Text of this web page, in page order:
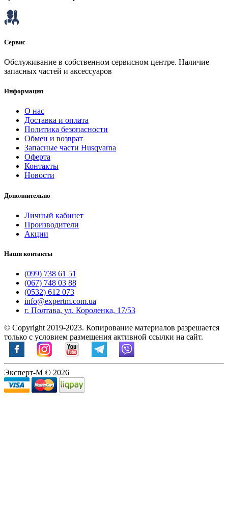
Сервис
Обслуживание в собственном сервисном центре. Наличие
запасных частей и аксессуаров
Информация
О нас
Доставка и оплата
Политика безопасности
Обмен и возврат
Запасные части Husqvarna
Оферта
Контакты
Новости
Дополнительно
Личный кабинет
Производители
Акции
Наши контакты
(099) 738 61 51
(067) 748 03 88
(0532) 612 073
info@expertm.com.ua
г. Полтава, ул. Короленка, 17/53
© Copyright 2019-2023. Копирование материалов разрешается
только с условием размещения активной ссылки на сайт.
Эксперт-М © 2026